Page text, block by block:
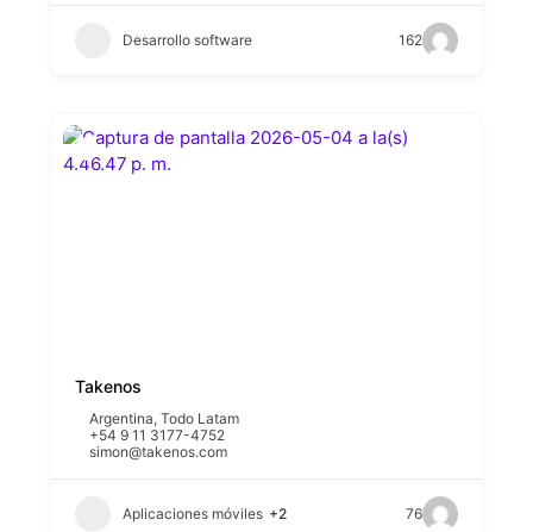
Desarrollo software 162
Takenos
Argentina,Todo Latam
+54 9 11 3177-4752
simon@takenos.com
Aplicaciones móviles +2 76